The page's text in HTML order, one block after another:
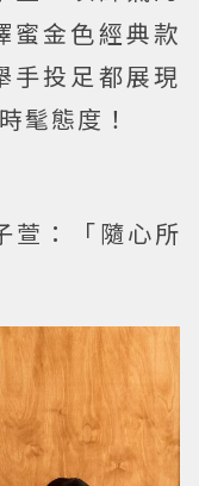
蜜金色經典款
手投足都展現
髦態度！
萱：「隨心所